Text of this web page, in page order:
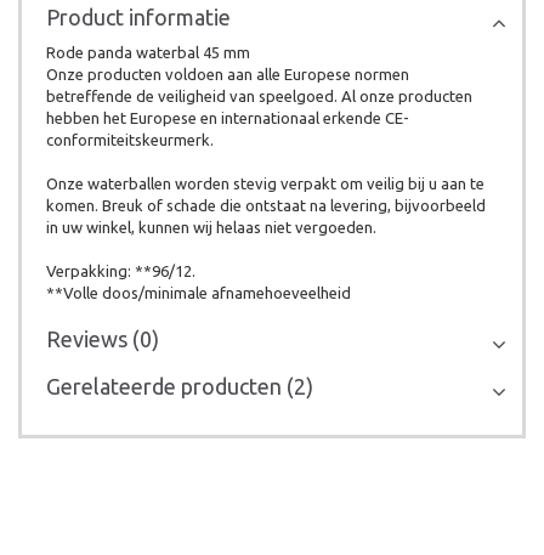
Product informatie
Rode panda waterbal 45 mm
Onze producten voldoen aan alle Europese normen
betreffende de veiligheid van speelgoed. Al onze producten
hebben het Europese en internationaal erkende CE-
conformiteitskeurmerk.
Onze waterballen worden stevig verpakt om veilig bij u aan te
komen. Breuk of schade die ontstaat na levering, bijvoorbeeld
in uw winkel, kunnen wij helaas niet vergoeden.
Verpakking: **96/12.
**Volle doos/minimale afnamehoeveelheid
Reviews (0)
Gerelateerde producten (2)